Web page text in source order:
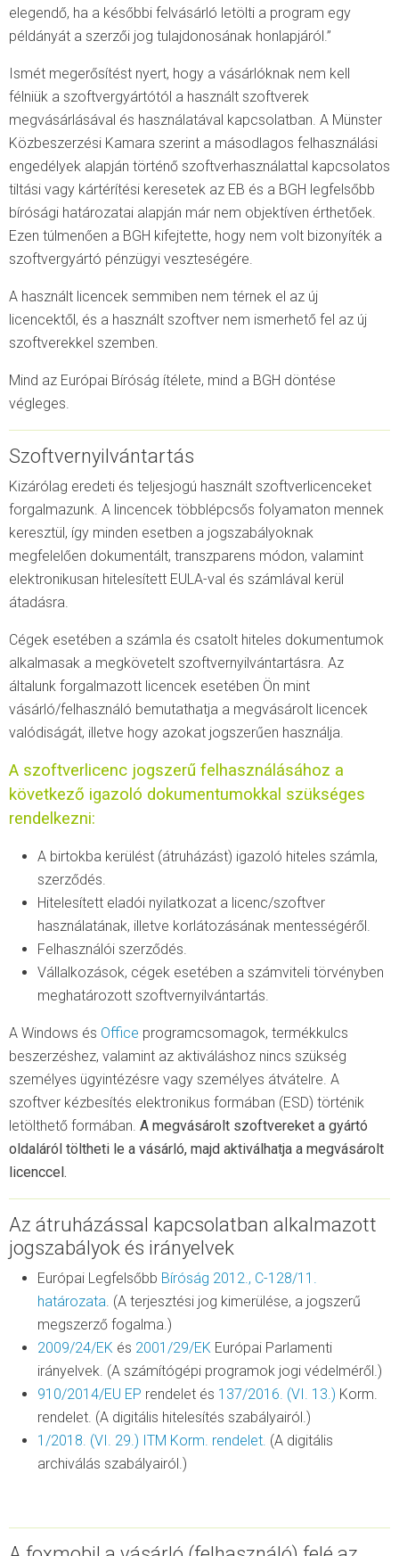
elegendő, ha a későbbi felvásárló letölti a program egy
példányát a szerzői jog tulajdonosának honlapjáról.”
Ismét megerősítést nyert, hogy a vásárlóknak nem kell
félniük a szoftvergyártótól a használt szoftverek
megvásárlásával és használatával kapcsolatban. A Münster
Közbeszerzési Kamara szerint a másodlagos felhasználási
engedélyek alapján történő szoftverhasználattal kapcsolatos
tiltási vagy kártérítési keresetek az EB és a BGH legfelsőbb
bírósági határozatai alapján már nem objektíven érthetőek.
Ezen túlmenően a BGH kifejtette, hogy nem volt bizonyíték a
szoftvergyártó pénzügyi veszteségére.
A használt licencek semmiben nem térnek el az új
licencektől, és a használt szoftver nem ismerhető fel az új
szoftverekkel szemben.
Mind az Európai Bíróság ítélete, mind a BGH döntése
végleges.
Szoftvernyilvántartás
Kizárólag eredeti és teljesjogú használt szoftverlicenceket
forgalmazunk. A lincencek többlépcsős folyamaton mennek
keresztül, így minden esetben a jogszabályoknak
megfelelően dokumentált, transzparens módon, valamint
elektronikusan hitelesített EULA-val és számlával kerül
átadásra.
Cégek esetében a számla és csatolt hiteles dokumentumok
alkalmasak a megkövetelt szoftvernyilvántartásra. Az
általunk forgalmazott licencek esetében Ön mint
vásárló/felhasználó bemutathatja a megvásárolt licencek
valódiságát, illetve hogy azokat jogszerűen használja.
A szoftverlicenc jogszerű felhasználásához a
következő igazoló dokumentumokkal szükséges
rendelkezni:
A birtokba kerülést (átruházást) igazoló hiteles számla,
szerződés.
Hitelesített eladói nyilatkozat a licenc/szoftver
használatának, illetve korlátozásának mentességéről.
Felhasználói szerződés.
Vállalkozások, cégek esetében a számviteli törvényben
meghatározott szoftvernyilvántartás.
A Windows és Office programcsomagok, termékkulcs
beszerzéshez, valamint az aktiváláshoz nincs szükség
személyes ügyintézésre vagy személyes átvátelre. A
szoftver kézbesítés elektronikus formában (ESD) történik
letölthető formában. A megvásárolt szoftvereket a gyártó
oldaláról töltheti le a vásárló, majd aktiválhatja a megvásárolt
licenccel.
Az átruházással kapcsolatban alkalmazott
jogszabályok és irányelvek
Európai Legfelsőbb Bíróság 2012., C-128/11.
határozata. (A terjesztési jog kimerülése, a jogszerű
megszerző fogalma.)
2009/24/EK és 2001/29/EK Európai Parlamenti
irányelvek. (A számítógépi programok jogi védelméről.)
910/2014/EU EP rendelet és 137/2016. (VI. 13.) Korm.
rendelet. (A digitális hitelesítés szabályairól.)
1/2018. (VI. 29.) ITM Korm. rendelet. (A digitális
archiválás szabályairól.)